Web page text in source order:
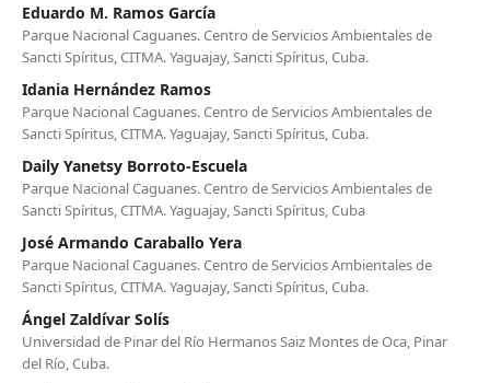
Eduardo M. Ramos García
Parque Nacional Caguanes. Centro de Servicios Ambientales de
Sancti Spíritus, CITMA. Yaguajay, Sancti Spíritus, Cuba.
Idania Hernández Ramos
Parque Nacional Caguanes. Centro de Servicios Ambientales de
Sancti Spíritus, CITMA. Yaguajay, Sancti Spíritus, Cuba.
Daily Yanetsy Borroto-Escuela
Parque Nacional Caguanes. Centro de Servicios Ambientales de
Sancti Spíritus, CITMA. Yaguajay, Sancti Spíritus, Cuba
José Armando Caraballo Yera
Parque Nacional Caguanes. Centro de Servicios Ambientales de
Sancti Spíritus, CITMA. Yaguajay, Sancti Spíritus, Cuba.
Ángel Zaldívar Solís
Universidad de Pinar del Río Hermanos Saiz Montes de Oca, Pinar
del Río, Cuba.